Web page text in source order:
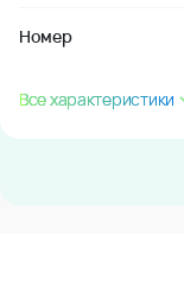
Номер
Все характеристики